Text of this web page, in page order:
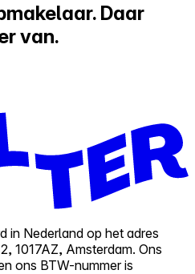
Daar
van.
in Nederland op het adres
1017AZ, Amsterdam. Ons
ons BTW-nummer is